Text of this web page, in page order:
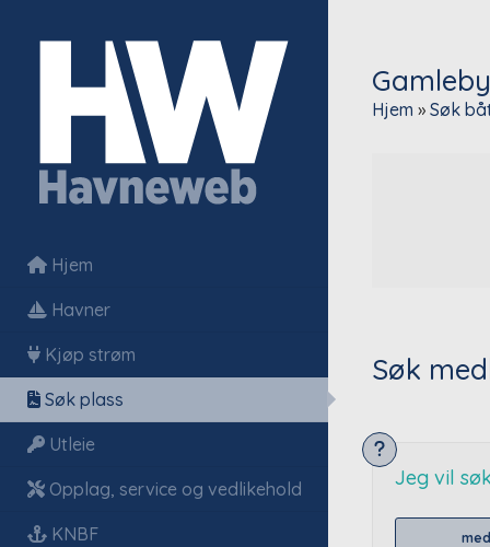
Hjem
Havner
Kjøp strøm
Søk plass
Utleie
Opplag, service og vedlikehold
KNBF
Hjem » Søk
Søk
Jeg vil